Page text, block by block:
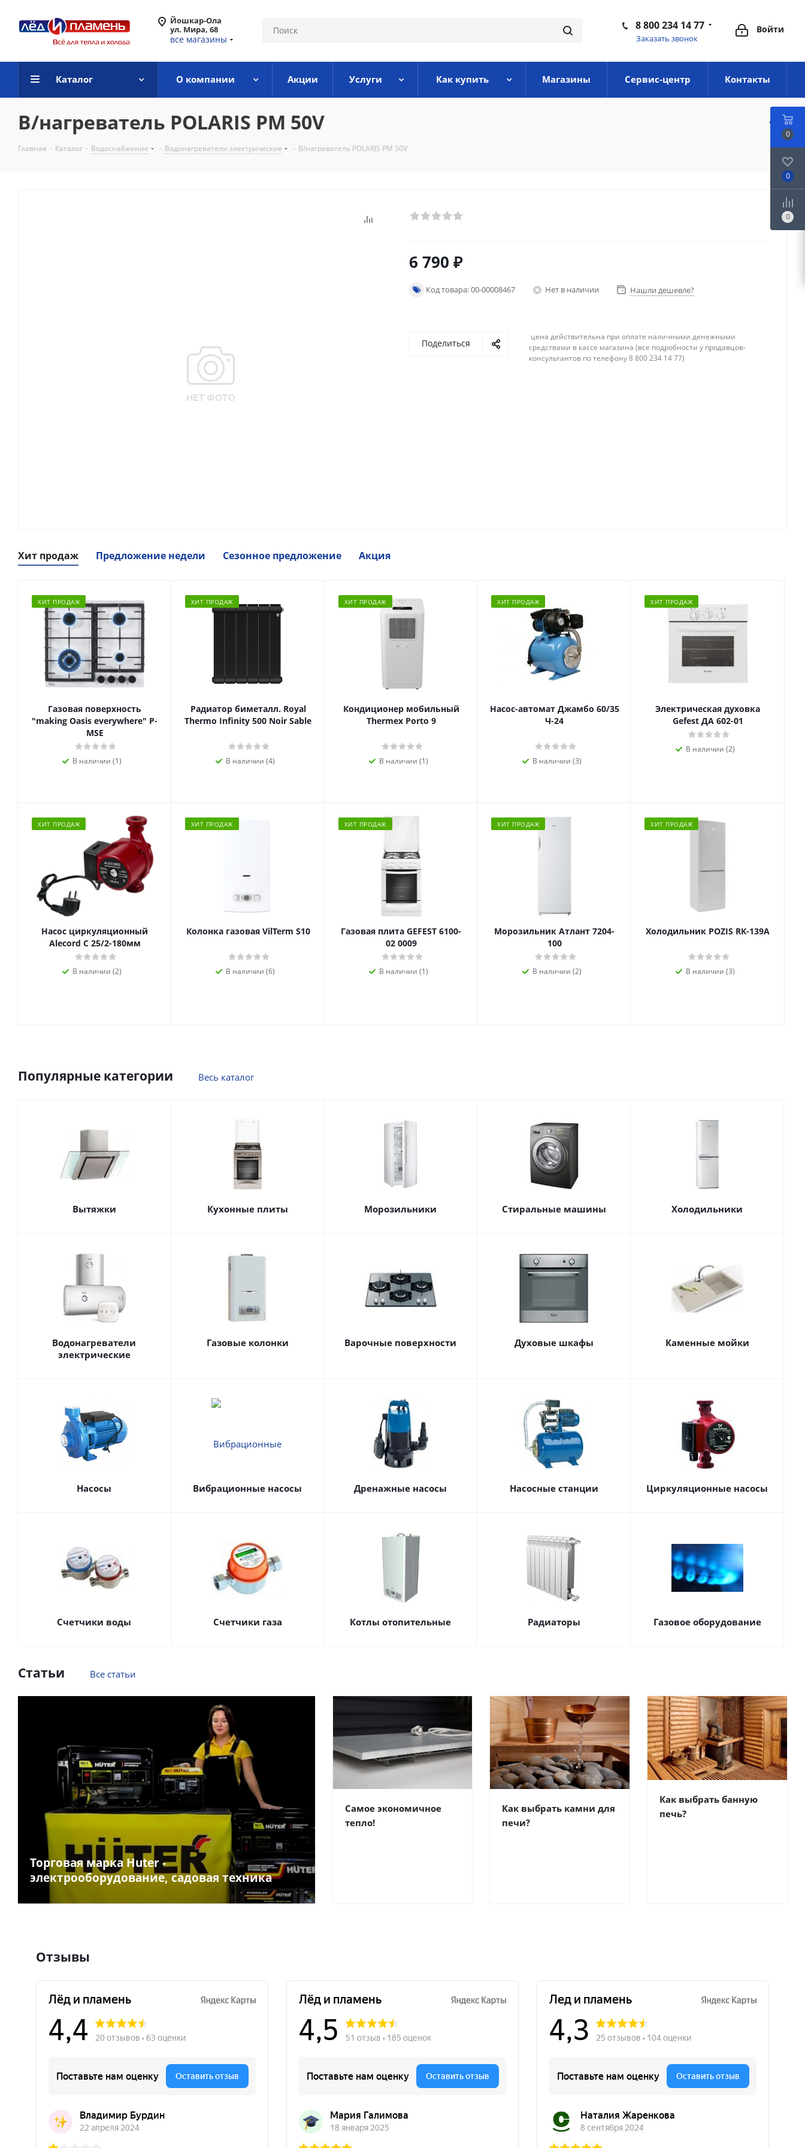
Йошкар-Ола
ул. Мира, 68
все магазины
Войти
8 800 234 14 77
Заказать звонок
Каталог О компании Акции Услуги Как купить Магазины Сервис-центр Контакты
В/нагреватель POLARIS PM 50V
Главная - Каталог - Водоснабжение - Водонагреватели электрические - В/нагреватель POLARIS PM 50V
6 790 ₽
Код товара: 00-00008467 Нет в наличии Нашли дешевле?
Поделиться
цена действительна при оплате наличными денежными
средствами в кассе магазина (все подробности у продавцов-
консультантов по телефону 8 800 234 14 77)
Хит продаж Предложение недели Сезонное предложение Акция
ХИТ ПРОДАЖ
Газовая поверхность
"making Oasis everywhere" P-
MSE
В наличии (1)
ХИТ ПРОДАЖ
Радиатор биметалл. Royal
Thermo Infinity 500 Noir Sable
В наличии (4)
ХИТ ПРОДАЖ
Кондиционер мобильный
Thermex Porto 9
В наличии (1)
ХИТ ПРОДАЖ
Насос-автомат Джамбо 60/35
Ч-24
В наличии (3)
ХИТ ПРОДАЖ
Электрическая духовка
Gefest ДА 602-01
В наличии (2)
ХИТ ПРОДАЖ
Насос циркуляционный
Alecord C 25/2-180мм
В наличии (2)
ХИТ ПРОДАЖ
Колонка газовая VilTerm S10
В наличии (6)
ХИТ ПРОДАЖ
Газовая плита GEFEST 6100-
02 0009
В наличии (1)
ХИТ ПРОДАЖ
Морозильник Атлант 7204-
100
В наличии (2)
ХИТ ПРОДАЖ
Холодильник POZIS RК-139А
В наличии (3)
Популярные категории Весь каталог
Вытяжки Кухонные плиты Морозильники Стиральные машины Холодильники
Водонагреватели
электрические
Газовые колонки Варочные поверхности Духовые шкафы Каменные мойки
Насосы Вибрационные насосы Дренажные насосы Насосные станции Циркуляционные насосы
Счетчики воды Счетчики газа Котлы отопительные Радиаторы Газовое оборудование
Статьи Все статьи
Торговая марка Huter -
электрооборудование, садовая техника
Самое экономичное
тепло!
Как выбрать камни для
печи?
Как выбрать банную
печь?
Отзывы
0
0
0